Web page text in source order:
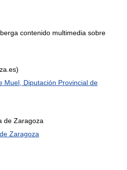
contenido multimedia sobre
Muel, Diputación Provincial de
de Zaragoza
Zaragoza